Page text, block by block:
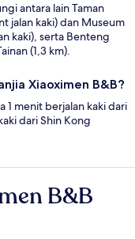
antara lain Taman
jalan kaki) dan Museum
kaki), serta Benteng
(1,3 km).
Xiaoximen B&B?
1 menit berjalan kaki dari
dari Shin Kong
B&B